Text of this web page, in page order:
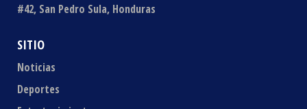
#42, San Pedro Sula, Honduras
SITIO
Noticias
Deportes